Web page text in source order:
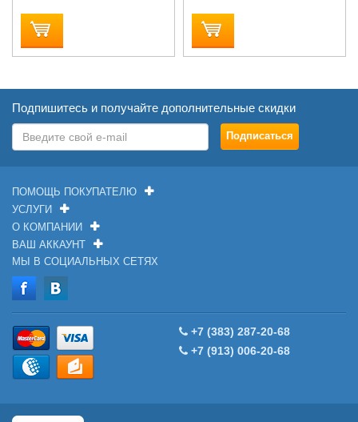
Подпишитесь и получайте дополнительные скидки
ПОМОЩЬ ПОКУПАТЕЛЮ
УСЛУГИ
О КОМПАНИИ
ВАШ АККАУНТ
МЫ В СОЦИАЛЬНЫХ СЕТЯХ
+7 (383) 287-20-68
+7 (913) 006-20-68